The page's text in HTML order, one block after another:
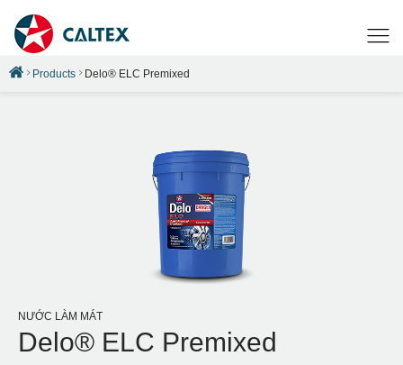
Products Delo® ELC Premixed
NƯỚC LÀM MÁT
Delo® ELC Premixed